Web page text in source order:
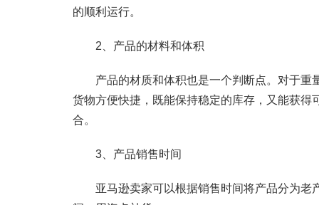
的顺利运行。
2、产品的材料和体积
产品的材质和体积也是一个判断点。对于重
货物方便快捷，既能保持稳定的库存，又能获
合。
3、产品销售时间
亚马逊卖家可以根据销售时间将产品分为老